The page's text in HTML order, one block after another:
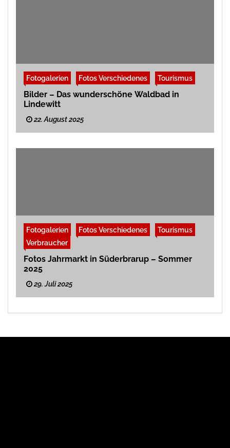
Fotogalerien Fotos Verschiedenes Tourismus
Bilder – Das wunderschöne Waldbad in
Lindewitt
22. August 2025
Fotogalerien Fotos Verschiedenes
Tourismus
Verbraucher
Fotos Jahrmarkt in Süderbrarup – Sommer
2025
29. Juli 2025